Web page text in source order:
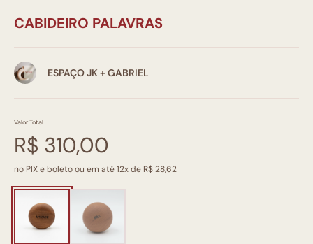
CABIDEIRO PALAVRAS
ESPAÇO JK + GABRIEL
Valor Total
R$ 310,00
no PIX e boleto ou em até 12x de R$ 28,62